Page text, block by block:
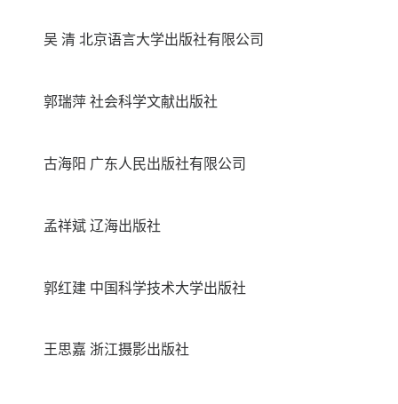
吴 清 北京语言大学出版社有限公司
郭瑞萍 社会科学文献出版社
古海阳 广东人民出版社有限公司
孟祥斌 辽海出版社
郭红建 中国科学技术大学出版社
王思嘉 浙江摄影出版社